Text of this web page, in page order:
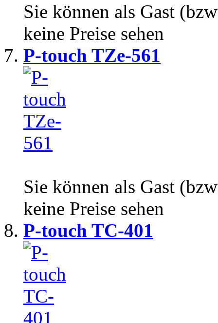
Sie können als Gast
keine Preise sehen
P-touch TZe-561
Sie können als Gast
keine Preise sehen
P-touch TC-401